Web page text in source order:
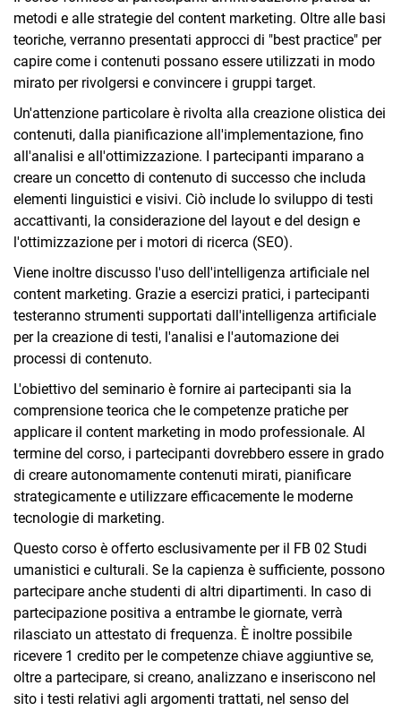
metodi e alle strategie del content marketing. Oltre alle basi
teoriche, verranno presentati approcci di "best practice" per
capire come i contenuti possano essere utilizzati in modo
mirato per rivolgersi e convincere i gruppi target.
Un'attenzione particolare è rivolta alla creazione olistica dei
contenuti, dalla pianificazione all'implementazione, fino
all'analisi e all'ottimizzazione. I partecipanti imparano a
creare un concetto di contenuto di successo che includa
elementi linguistici e visivi. Ciò include lo sviluppo di testi
accattivanti, la considerazione del layout e del design e
l'ottimizzazione per i motori di ricerca (SEO).
Viene inoltre discusso l'uso dell'intelligenza artificiale nel
content marketing. Grazie a esercizi pratici, i partecipanti
testeranno strumenti supportati dall'intelligenza artificiale
per la creazione di testi, l'analisi e l'automazione dei
processi di contenuto.
L'obiettivo del seminario è fornire ai partecipanti sia la
comprensione teorica che le competenze pratiche per
applicare il content marketing in modo professionale. Al
termine del corso, i partecipanti dovrebbero essere in grado
di creare autonomamente contenuti mirati, pianificare
strategicamente e utilizzare efficacemente le moderne
tecnologie di marketing.
Questo corso è offerto esclusivamente per il FB 02 Studi
umanistici e culturali. Se la capienza è sufficiente, possono
partecipare anche studenti di altri dipartimenti. In caso di
partecipazione positiva a entrambe le giornate, verrà
rilasciato un attestato di frequenza. È inoltre possibile
ricevere 1 credito per le competenze chiave aggiuntive se,
oltre a partecipare, si creano, analizzano e inseriscono nel
sito i testi relativi agli argomenti trattati, nel senso del